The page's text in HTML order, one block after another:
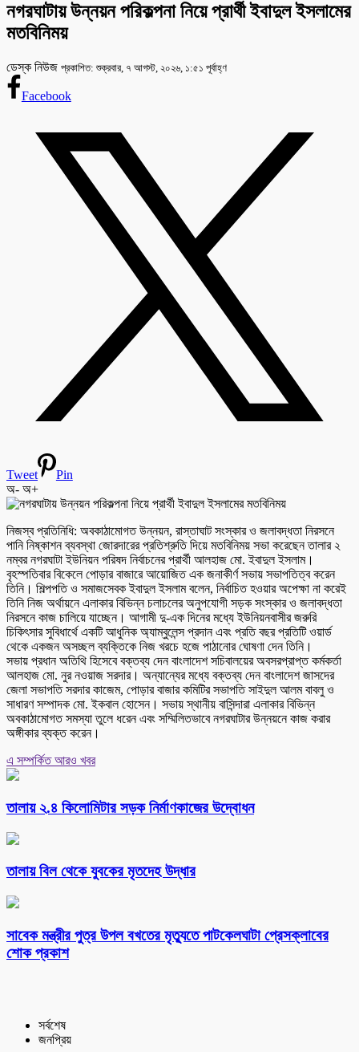
নগরঘাটায় উন্নয়ন পরিকল্পনা নিয়ে প্রার্থী ইবাদুল ইসলামের
মতবিনিময়
ডেস্ক নিউজ প্রকাশিত: শুক্রবার, ৭ আগস্ট, ২০২৬, ১:৫১ পূর্বাহ্ণ
Facebook
Tweet
Pin
অ- অ+
নিজস্ব প্রতিনিধি: অবকাঠামোগত উন্নয়ন, রাস্তাঘাট সংস্কার ও জলাবদ্ধতা নিরসনে
পানি নিষ্কাশন ব্যবস্থা জোরদারের প্রতিশ্রুতি দিয়ে মতবিনিময় সভা করেছেন তালার ২
নম্বর নগরঘাটা ইউনিয়ন পরিষদ নির্বাচনের প্রার্থী আলহাজ মো. ইবাদুল ইসলাম।
বৃহস্পতিবার বিকেলে পোড়ার বাজারে আয়োজিত এক জনাকীর্ণ সভায় সভাপতিত্ব করেন
তিনি। শিল্পপতি ও সমাজসেবক ইবাদুল ইসলাম বলেন, নির্বাচিত হওয়ার অপেক্ষা না করেই
তিনি নিজ অর্থায়নে এলাকার বিভিন্ন চলাচলের অনুপযোগী সড়ক সংস্কার ও জলাবদ্ধতা
নিরসনে কাজ চালিয়ে যাচ্ছেন। আগামী দু-এক দিনের মধ্যে ইউনিয়নবাসীর জরুরি
চিকিৎসার সুবিধার্থে একটি আধুনিক অ্যাম্বুলেন্স প্রদান এবং প্রতি বছর প্রতিটি ওয়ার্ড
থেকে একজন অসচ্ছল ব্যক্তিকে নিজ খরচে হজে পাঠানোর ঘোষণা দেন তিনি।
সভায় প্রধান অতিথি হিসেবে বক্তব্য দেন বাংলাদেশ সচিবালয়ের অবসরপ্রাপ্ত কর্মকর্তা
আলহাজ মো. নুর নওয়াজ সরদার। অন্যান্যের মধ্যে বক্তব্য দেন বাংলাদেশ জাসদের
জেলা সভাপতি সরদার কাজেম, পোড়ার বাজার কমিটির সভাপতি সাইদুল আলম বাবলু ও
সাধারণ সম্পাদক মো. ইকবাল হোসেন। সভায় স্থানীয় বাসিন্দারা এলাকার বিভিন্ন
অবকাঠামোগত সমস্যা তুলে ধরেন এবং সম্মিলিতভাবে নগরঘাটার উন্নয়নে কাজ করার
অঙ্গীকার ব্যক্ত করেন।
এ সম্পর্কিত আরও খবর
তালায় ২.৪ কিলোমিটার সড়ক নির্মাণকাজের উদ্বোধন
তালায় বিল থেকে যুবকের মৃতদেহ উদ্ধার
সাবেক মন্ত্রীর পুত্র উপল বখতের মৃত্যুতে পাটকেলঘাটা প্রেসক্লাবের
শোক প্রকাশ
সর্বশেষ
জনপ্রিয়